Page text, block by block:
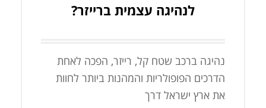
לנהיגה עצמית ברייזר?
נהיגה ברכב שטח קל, רייזר, הפכה לאחת
הדרכים הפופולריות והמהנות ביותר לחוות
את ארץ ישראל דרך